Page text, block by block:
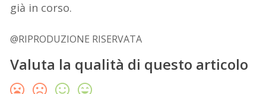
già in corso.
@RIPRODUZIONE RISERVATA
Valuta la qualità di questo articolo